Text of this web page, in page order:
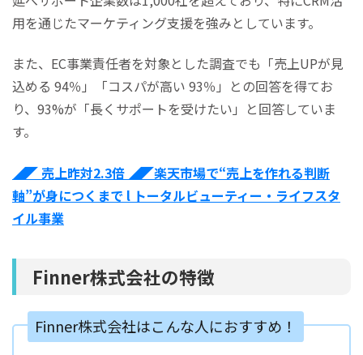
用を通じたマーケティング支援を強みとしています。
また、EC事業責任者を対象とした調査でも「売上UPが見
込める 94％」「コスパが高い 93％」との回答を得てお
り、93%が「長くサポートを受けたい」と回答していま
す。
◢◤ 売上昨対2.3倍 ◢◤楽天市場で“売上を作れる判断
軸”が身につくまで l トータルビューティー・ライフスタ
イル事業
Finner株式会社の特徴
Finner株式会社はこんな人におすすめ！